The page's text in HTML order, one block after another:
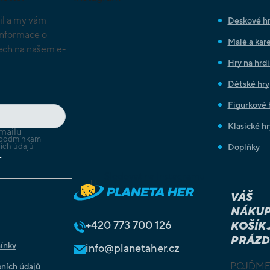
a my vám
o
na našem e-
údajů
Deskové
Malé a
Hry na
Dětské hry
Figurkové
Klasické
Doplňky
údajů
+420773 700 126
info@planetaher.cz
VÁŠ
KOŠÍK